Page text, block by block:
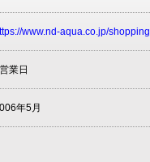
www.nd-aqua.co.jp/
業日
年5月